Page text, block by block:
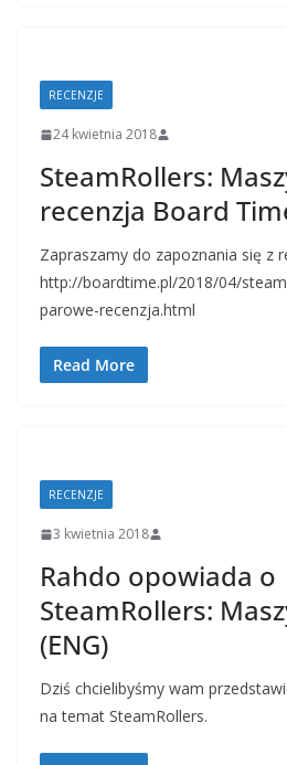
RECENZJE
24 kwietnia 2018
SteamRollers:
recenzja Board
Zapraszamy do zapoznania się z
http://boardtime.pl/2018/04/
parowe-recenzja.html
Read More
RECENZJE
3 kwietnia 2018
Rahdo opowiada o
SteamRollers:
(ENG)
Dziś chcielibyśmy wam
na temat SteamRollers.